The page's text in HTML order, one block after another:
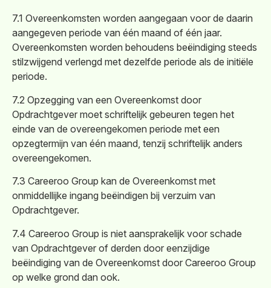
7.1 Overeenkomsten worden aangegaan voor de daarin
aangegeven periode van één maand of één jaar.
Overeenkomsten worden behoudens beëindiging steeds
stilzwijgend verlengd met dezelfde periode als de initiële
periode.
7.2 Opzegging van een Overeenkomst door
Opdrachtgever moet schriftelijk gebeuren tegen het
einde van de overeengekomen periode met een
opzegtermijn van één maand, tenzij schriftelijk anders
overeengekomen.
7.3 Careeroo Group kan de Overeenkomst met
onmiddellijke ingang beëindigen bij verzuim van
Opdrachtgever.
7.4 Careeroo Group is niet aansprakelijk voor schade
van Opdrachtgever of derden door eenzijdige
beëindiging van de Overeenkomst door Careeroo Group
op welke grond dan ook.